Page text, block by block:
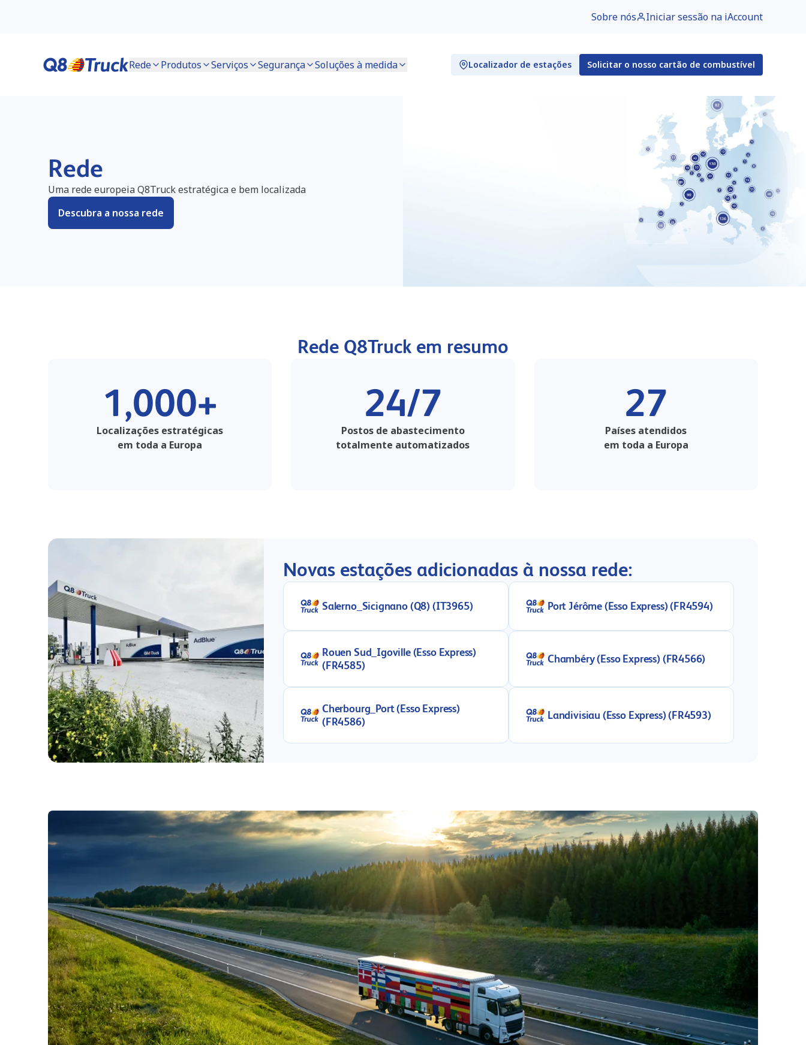
Sobre nós Iniciar sessão na iAccount
Rede Produtos Serviços Segurança Soluções à medida Localizador de estações Solicitar o nosso cartão de combustível
Rede
Uma rede europeia Q8Truck estratégica e bem localizada
Descubra a nossa rede
Rede Q8Truck em resumo
1,000+
Localizações estratégicas
em toda a Europa
24/7
Postos de abastecimento
totalmente automatizados
27
Países atendidos
em toda a Europa
Novas estações adicionadas à nossa rede:
Salerno_Sicignano (Q8) (IT3965) Port Jérôme (Esso Express) (FR4594)
Rouen Sud_Igoville (Esso Express)
(FR4585)
Chambéry (Esso Express) (FR4566)
Cherbourg_Port (Esso Express)
(FR4586)
Landivisiau (Esso Express) (FR4593)